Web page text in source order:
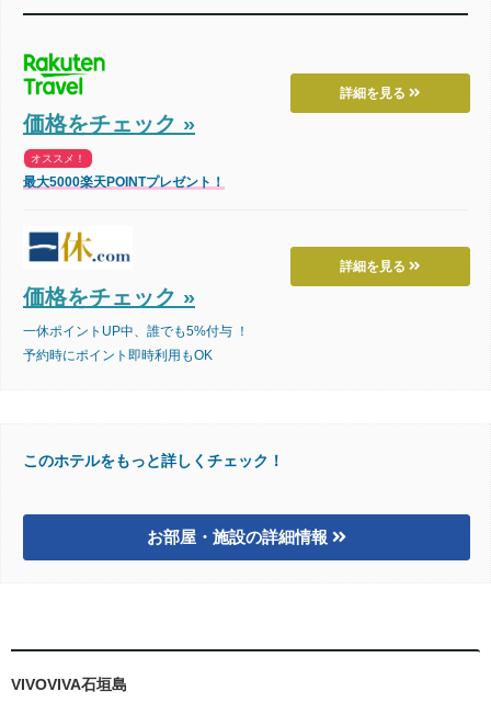
詳細を見る
価格をチェック »
オススメ！
最大5000楽天POINTプレゼント！
詳細を見る
価格をチェック »
一休ポイントUP中、誰でも5%付与 ！
予約時にポイント即時利用もOK
このホテルをもっと詳しくチェック！
お部屋・施設の詳細情報
VIVOVIVA石垣島